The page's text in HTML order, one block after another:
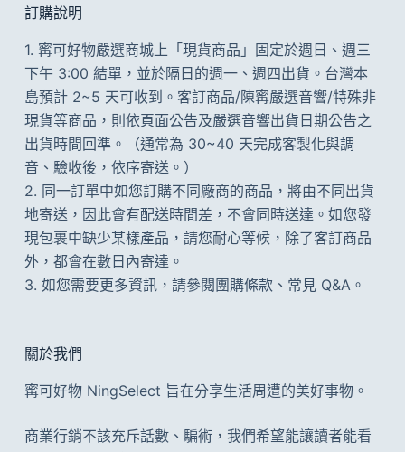
符
的
訂購說明
1. 寗可好物嚴選商城上「現貨商品」固定於週日、週三
下午 3:00 結單，並於隔日的週一、週四出貨。台灣本
島預計 2~5 天可收到。客訂商品/陳寗嚴選音響/特殊非
現貨等商品，則依頁面公告及嚴選音響出貨日期公告之
出貨時間回準。（通常為 30~40 天完成客製化與調
音、驗收後，依序寄送。）
2. 同一訂單中如您訂購不同廠商的商品，將由不同出貨
地寄送，因此會有配送時間差，不會同時送達。如您發
現包裹中缺少某樣產品，請您耐心等候，除了客訂商品
外，都會在數日內寄達。
3. 如您需要更多資訊，請參閱 團購條款 、 常見 Q&A。
關於我們
寗可好物 NingSelect 旨在分享生活周遭的美好事物。
商業行銷不該充斥話數、騙術，我們希望能讓讀者能看